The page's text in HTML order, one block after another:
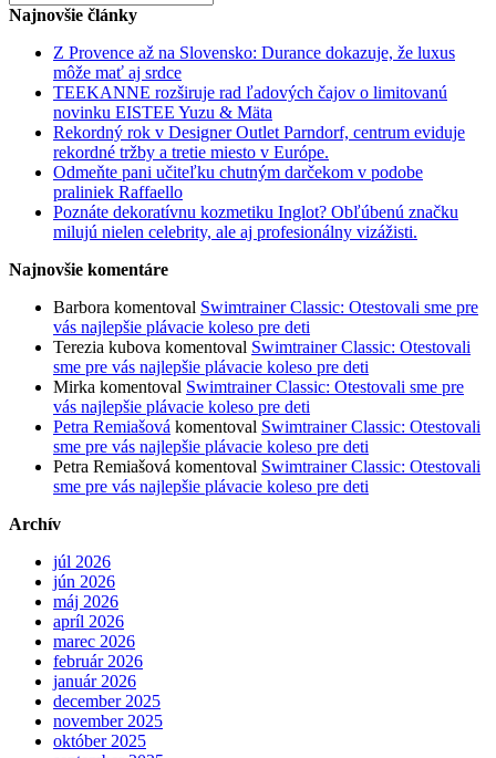
for:
Najnovšie články
Z Provence až na Slovensko: Durance dokazuje, že luxus
môže mať aj srdce
TEEKANNE rozširuje rad ľadových čajov o limitovanú
novinku EISTEE Yuzu & Mäta
Rekordný rok v Designer Outlet Parndorf, centrum eviduje
rekordné tržby a tretie miesto v Európe.
Odmeňte pani učiteľku chutným darčekom v podobe
praliniek Raffaello
Poznáte dekoratívnu kozmetiku Inglot? Obľúbenú značku
milujú nielen celebrity, ale aj profesionálny vizážisti.
Najnovšie komentáre
Barbora komentoval Swimtrainer Classic: Otestovali sme pre
vás najlepšie plávacie koleso pre deti
Terezia kubova komentoval Swimtrainer Classic: Otestovali
sme pre vás najlepšie plávacie koleso pre deti
Mirka komentoval Swimtrainer Classic: Otestovali sme pre
vás najlepšie plávacie koleso pre deti
Petra Remiašová komentoval Swimtrainer Classic: Otestovali
sme pre vás najlepšie plávacie koleso pre deti
Petra Remiašová komentoval Swimtrainer Classic: Otestovali
sme pre vás najlepšie plávacie koleso pre deti
Archív
júl 2026
jún 2026
máj 2026
apríl 2026
marec 2026
február 2026
január 2026
december 2025
november 2025
október 2025